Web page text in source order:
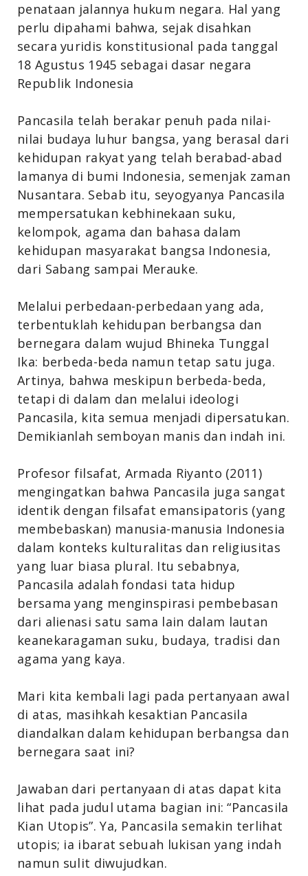
penataan jalannya hukum negara. Hal yang
perlu dipahami bahwa, sejak disahkan
secara yuridis konstitusional pada tanggal
18 Agustus 1945 sebagai dasar negara
Republik Indonesia
Pancasila telah berakar penuh pada nilai-
nilai budaya luhur bangsa, yang berasal dari
kehidupan rakyat yang telah berabad-abad
lamanya di bumi Indonesia, semenjak zaman
Nusantara. Sebab itu, seyogyanya Pancasila
mempersatukan kebhinekaan suku,
kelompok, agama dan bahasa dalam
kehidupan masyarakat bangsa Indonesia,
dari Sabang sampai Merauke.
Melalui perbedaan-perbedaan yang ada,
terbentuklah kehidupan berbangsa dan
bernegara dalam wujud Bhineka Tunggal
Ika: berbeda-beda namun tetap satu juga.
Artinya, bahwa meskipun berbeda-beda,
tetapi di dalam dan melalui ideologi
Pancasila, kita semua menjadi dipersatukan.
Demikianlah semboyan manis dan indah ini.
Profesor filsafat, Armada Riyanto (2011)
mengingatkan bahwa Pancasila juga sangat
identik dengan filsafat emansipatoris (yang
membebaskan) manusia-manusia Indonesia
dalam konteks kulturalitas dan religiusitas
yang luar biasa plural. Itu sebabnya,
Pancasila adalah fondasi tata hidup
bersama yang menginspirasi pembebasan
dari alienasi satu sama lain dalam lautan
keanekaragaman suku, budaya, tradisi dan
agama yang kaya.
Mari kita kembali lagi pada pertanyaan awal
di atas, masihkah kesaktian Pancasila
diandalkan dalam kehidupan berbangsa dan
bernegara saat ini?
Jawaban dari pertanyaan di atas dapat kita
lihat pada judul utama bagian ini: “Pancasila
Kian Utopis”. Ya, Pancasila semakin terlihat
utopis; ia ibarat sebuah lukisan yang indah
namun sulit diwujudkan.